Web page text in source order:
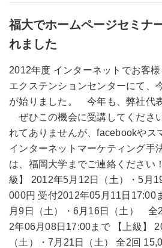
福大でホームページセミナ
れました
2012年度 インターネットでお客
エクステンションセンターにて、
が始りました。 今年も、弊社代
ぜひこの機会に受講してくださ
れてありませんが、facebookやス
インターネットマーケティング手
は、福岡大学までご連絡くださ
級】 2012年5月12日（土）・5月
000円 受付2012年05月11日17:00
月9日（土）・6月16日（土） 全
2年06月08日17:00まで 【上級】
（土）・7月21日（土） 全2回